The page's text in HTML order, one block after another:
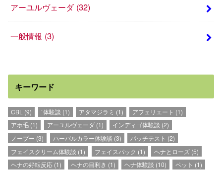
アーユルヴェーダ (32)
一般情報 (3)
キーワード
CBL (9) `体験談 (1) アタマジラミ (1) アフェリエート (1)
アホ毛 (1) アーユルヴェーダ(1) インディゴ体験談 (2)
ノープー (3) ハーバルカラー体験談 (3) パッチテスト (2)
フェイスクリーム体験談 (1) フェイスパック (1) ヘナとローズ(5)
ヘナの好転反応 (1) ヘナの目利き (1) ヘナ体験談 (10) ペット (1)